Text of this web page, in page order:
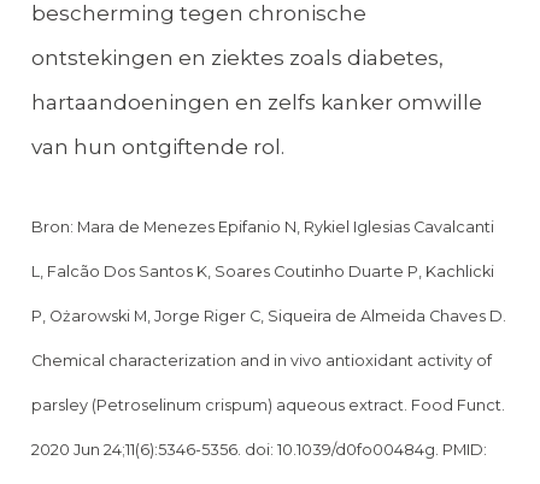
bescherming tegen chronische
ontstekingen en ziektes zoals diabetes,
hartaandoeningen en zelfs kanker omwille
van hun ontgiftende rol.
Bron: Mara de Menezes Epifanio N, Rykiel Iglesias Cavalcanti
L, Falcão Dos Santos K, Soares Coutinho Duarte P, Kachlicki
P, Ożarowski M, Jorge Riger C, Siqueira de Almeida Chaves D.
Chemical characterization and in vivo antioxidant activity of
parsley (Petroselinum crispum) aqueous extract. Food Funct.
2020 Jun 24;11(6):5346-5356. doi: 10.1039/d0fo00484g. PMID: